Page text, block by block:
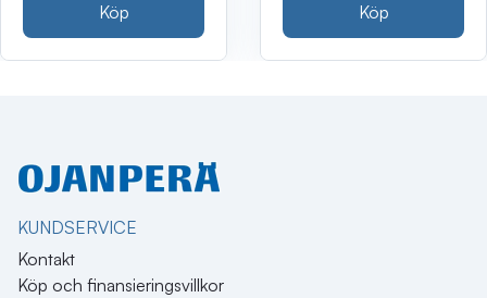
Köp Köp
KUNDSERVICE
Kontakt
Köp och finansieringsvillkor